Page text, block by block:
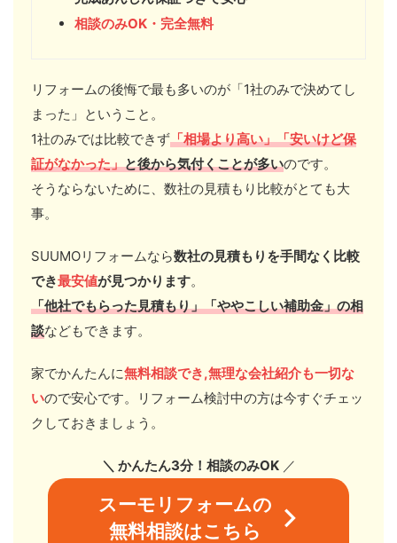
相談のみOK・完全無料
リフォームの後悔で最も多いのが「1社のみで決めてし
まった」ということ。
1社のみでは比較できず「相場より高い」「安いけど保
証がなかった」と後から気付くことが多いのです。
そうならないために、数社の見積もり比較がとても大
事。
SUUMOリフォームなら数社の見積もりを手間なく比較
でき最安値が見つかります。
「他社でもらった見積もり」「ややこしい補助金」の相
談などもできます。
家でかんたんに無料相談でき,無理な会社紹介も一切な
いので安心です。リフォーム検討中の方は今すぐチェッ
クしておきましょう。
＼ かんたん3分！相談のみOK／
スーモリフォームの
無料相談はこちら